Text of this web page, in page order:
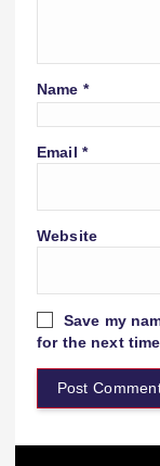
Name *
Email *
Website
Save my
for the next